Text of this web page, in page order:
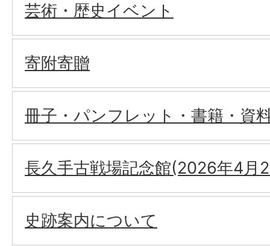
芸術・歴史イベント
寄附寄贈
冊子・パンフレット・書籍・資
長久手古戦場記念館(2026年4月
史跡案内について